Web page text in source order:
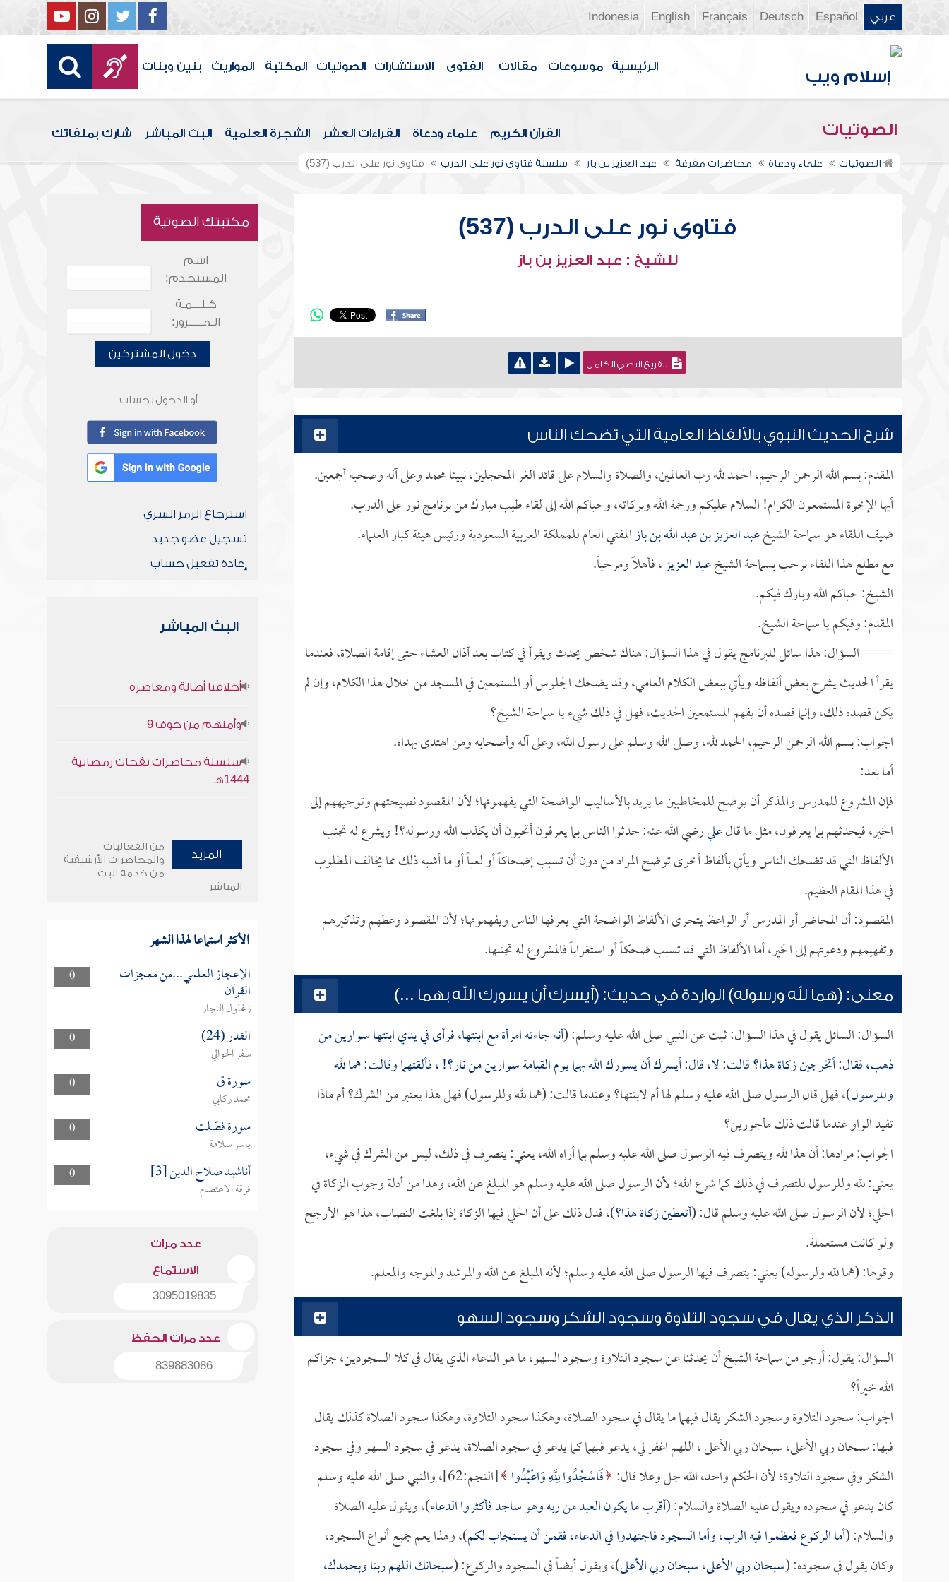
عربي Español
Deutsch
Français
English
Indonesia
الرئيسية موسوعات مقالات الفتوى الاستشارات الصوتيات المكتبة المواريث بنين وبنات
الصوتيات القرآن الكريم علماء ودعاة القراءات العشر الشجرة العلمية البث المباشر شارك بملفاتك
الصوتيات علماء ودعاة محاضرات مفرغة عبد العزيز بن باز سلسلة فتاوى نور على الدرب فتاوى نور على الدرب (537)
فتاوى نور على الدرب (537)
للشيخ : عبد العزيز بن باز
التفريغ النصي الكامل
شرح الحديث النبوي بالألفاظ العامية التي تضحك الناس
المقدم: بسم الله الرحمن الرحيم، الحمد لله رب العالمين، والصلاة والسلام على قائد الغر المحجلين، نبينا محمد وعلى آله وصحبه أجمعين.
أيها الإخوة المستمعون الكرام! السلام عليكم ورحمة الله وبركاته، وحياكم الله إلى لقاء طيب مبارك من برنامج نور على الدرب.
ضيف اللقاء هو سماحة الشيخعبد العزيز بن عبد الله بن بازالمفتي العام للمملكة العربية السعودية ورئيس هيئة كبار العلماء.
مع مطلع هذا اللقاء نرحب بسماحة الشيخعبد العزيز، فأهلاً ومرحباً.
الشيخ: حياكم الله وبارك فيكم.
المقدم: وفيكم يا سماحة الشيخ.
====السؤال: هذا سائل للبرنامج يقول في هذا السؤال: هناك شخص يحدث ويقرأ في كتاب بعد أذان العشاء حتى إقامة الصلاة، فعندما
يقرأ الحديث يشرح بعض ألفاظه ويأتي ببعض الكلام العامي، وقد يضحك الجلوس أو المستمعين في المسجد من خلال هذا الكلام، وإن لم
يكن قصده ذلك، وإنما قصده أن يفهم المستمعين الحديث، فهل في ذلك شيء يا سماحة الشيخ؟
الجواب: بسم الله الرحمن الرحيم، الحمد لله، وصلى الله وسلم على رسول الله، وعلى آله وأصحابه ومن اهتدى بهداه.
أما بعد:
فإن المشروع للمدرس والمذكر أن يوضح للمخاطبين ما يريد بالأساليب الواضحة التي يفهمونها؛ لأن المقصود نصيحتهم وتوجيههم إلى
الخير، فيحدثهم بما يعرفون، مثل ما قالعليرضي الله عنه: حدثوا الناس بما يعرفون أتحبون أن يكذب الله ورسوله؟! ويشرع له تجنب
الألفاظ التي قد تضحك الناس ويأتي بألفاظ أخرى توضح المراد من دون أن تسبب إضحاكاً أو لعباً أو ما أشبه ذلك مما يخالف المطلوب
في هذا المقام العظيم.
المقصود: أن المحاضر أو المدرس أو الواعظ يتحرى الألفاظ الواضحة التي يعرفها الناس ويفهمونها؛ لأن المقصود وعظهم وتذكيرهم
وتفهيمهم ودعوتهم إلى الخير، أما الألفاظ التي قد تسبب ضحكاً أو استغراباً فالمشروع له تجنبها.
معنى: (هما لله ورسوله) الواردة في حديث: (أيسرك أن يسورك الله بهما ...)
السؤال: السائل يقول في هذا السؤال: ثبت عن النبي صلى الله عليه وسلم: (أنه جاءته امرأة مع ابنتها، فرأى في يدي ابنتها سوارين من
ذهب، فقال: أتخرجين زكاة هذا؟ قالت: لا، قال: أيسرك أن يسورك الله بهما يوم القيامة سوارين من نار؟! ، فألقتهما وقالت: هما لله
وللرسول)، فهل قال الرسول صلى الله عليه وسلم لها أم لابنتها؟ وعندما قالت: (هما لله وللرسول) فهل هذا يعتبر من الشرك؟ أم ماذا
تفيد الواو عندما قالت ذلك مأجورين؟
الجواب: مرادها: أن هذا لله ويتصرف فيه الرسول صلى الله عليه وسلم بما أراه الله، يعني: يتصرف في ذلك، ليس من الشرك في شيء،
يعني: لله وللرسول للتصرف في ذلك كما شرع الله؛ لأن الرسول صلى الله عليه وسلم هو المبلغ عن الله، وهذا من أدلة وجوب الزكاة في
الحلي؛ لأن الرسول صلى الله عليه وسلم قال: (أتعطين زكاة هذا؟)، فدل ذلك على أن الحلي فيها الزكاة إذا بلغت النصاب، هذا هو الأرجح
ولو كانت مستعملة.
وقولها: (هما لله ولرسوله) يعني: يتصرف فيها الرسول صلى الله عليه وسلم؛ لأنه المبلغ عن الله والمرشد والموجه والمعلم.
الذكر الذي يقال في سجود التلاوة وسجود الشكر وسجود السهو
السؤال: يقول: أرجو من سماحة الشيخ أن يحدثنا عن سجود التلاوة وسجود السهو، ما هو الدعاء الذي يقال في كلا السجودين، جزاكم
الله خيراً؟
الجواب: سجود التلاوة وسجود الشكر يقال فيهما ما يقال في سجود الصلاة، وهكذا سجود التلاوة، وهكذا سجود الصلاة كذلك يقال
فيها: سبحان ربي الأعلى، سبحان ربي الأعلى ، اللهم اغفر لي، يدعو فيهما كما يدعو في سجود الصلاة، يدعو في سجود السهو وفي سجود
الشكر وفي سجود التلاوة؛ لأن الحكم واحد، الله جل وعلا قال: فَاسْجُدُوا لِلَّهِ وَاعْبُدُوا
[النجم:62]، والنبي صلى الله عليه وسلم
كان يدعو في سجوده ويقول عليه الصلاة والسلام: (أقرب ما يكون العبد من ربه وهو ساجد فأكثروا الدعاء)، ويقول عليه الصلاة
والسلام: (أما الركوع فعظموا فيه الرب، وأما السجود فاجتهدوا في الدعاء، فقمن أن يستجاب لكم)، وهذا يعم جميع أنواع السجود،
وكان يقول في سجوده: (سبحان ربي الأعلى، سبحان ربي الأعلى)، ويقول أيضاً في السجود والركوع: (سبحانك اللهم ربنا وبحمدك،
مكتبتك الصوتية
اسم
المستخدم:
كـلـــمـة
الـمـــــرور:
دخول المشتركين
أو الدخول بحساب
استرجاع الرمز السري
تسجيل عضو جديد
إعادة تفعيل حساب
البث المباشر
أخلاقنا أصالة ومعاصرة
وأمنهم من خوف 9
سلسلة محاضرات نفحات رمضانية
1444هـ
المزيد
من الفعاليات
والمحاضرات الأرشيفية
من خدمة البث
المباشر
الأكثر استماعا لهذا الشهر
0 الإعجاز العلمي...من معجزات
القرآن
زغلول النجار
0
القدر (24)
سفر الحوالي
0
سورة ق
محمد ركابي
0
سورة فصّلت
ياسر سلامة
0
أناشيد صلاح الدين [3]
فرقة الاعتصام
عدد مرات
الاستماع
3095019835
عدد مرات الحفظ
839883086